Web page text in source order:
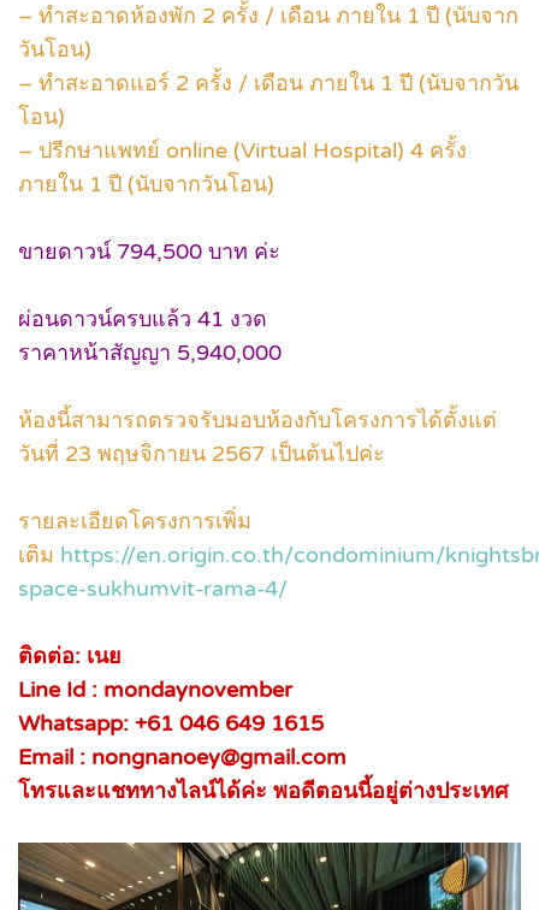
– ทำสะอาดห้องพัก 2 ครั้ง / เดือน ภายใน 1 ปี (นับจาก
วันโอน)
– ทำสะอาดแอร์ 2 ครั้ง / เดือน ภายใน 1 ปี (นับจากวัน
โอน)
– ปรีกษาแพทย์ online (Virtual Hospital) 4 ครั้ง
ภายใน 1 ปี (นับจากวันโอน)
ขายดาวน์ 794,500 บาท ค่ะ
ผ่อนดาวน์ครบแล้ว 41 งวด
ราคาหน้าสัญญา 5,940,000
ห้องนี้สามารถตรวจรับมอบห้องกับโครงการได้ตั้งแต่
วันที่ 23 พฤษจิกายน 2567 เป็นต้นไปค่ะ
รายละเอียดโครงการเพิ่ม
เติม https://en.origin.co.th/condominium/
space-sukhumvit-rama-4/
ติดต่อ: เนย
Line Id : mondaynovember
Whatsapp: +61 046 649 1615
Email : nongnanoey@gmail.com
โทรและแชททางไลน์ได้ค่ะ พอดีตอนนี้อยู่ต่างประเทศ